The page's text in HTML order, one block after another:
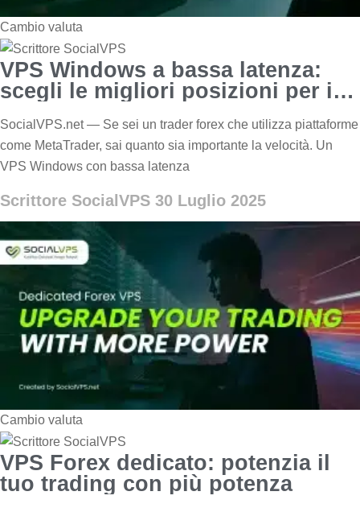
Cambio valuta
VPS Windows a bassa latenza:
scegli le migliori posizioni per i
SocialVPS.net — Se sei un trader forex che utilizza piattaforme
come MetaTrader, sai quanto sia importante la velocità. Un
VPS Windows con bassa latenza
Scrittore SocialVPS 30 Luglio 2025
Cambio valuta
VPS Forex dedicato: potenzia il
tuo trading con più potenza